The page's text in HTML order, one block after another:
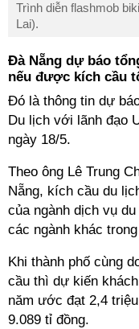
Trình diễn flashmob
Lai).
Đà Nẵng dự báo
nếu được kích cầu
Đó là thông tin dự
Du lịch với lãnh đạo
ngày 18/5.
Theo ông Lê Trung
Nẵng, kích cầu du
của ngành dịch vụ
các ngành khác
Khi thành phố cùng
cầu thì dự kiến
năm ước đạt 2,4
9.089 tỉ đồng.